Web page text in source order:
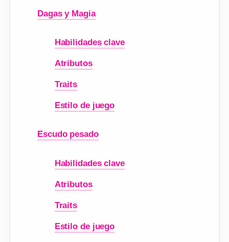
Dagas y Magia
Habilidades clave
Atributos
Traits
Estilo de juego
Escudo pesado
Habilidades clave
Atributos
Traits
Estilo de juego